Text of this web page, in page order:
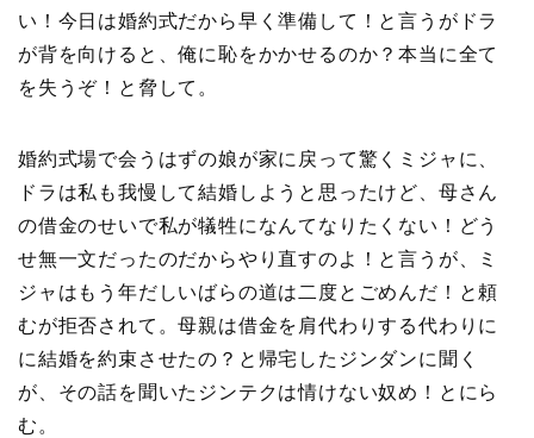
い！今日は婚約式だから早く準備して！と言うがドラ
が背を向けると、俺に恥をかかせるのか？本当に全て
を失うぞ！と脅して。
婚約式場で会うはずの娘が家に戻って驚くミジャに、
ドラは私も我慢して結婚しようと思ったけど、母さん
の借金のせいで私が犠牲になんてなりたくない！どう
せ無一文だったのだからやり直すのよ！と言うが、ミ
ジャはもう年だしいばらの道は二度とごめんだ！と頼
むが拒否されて。母親は借金を肩代わりする代わりに
に結婚を約束させたの？と帰宅したジンダンに聞く
が、その話を聞いたジンテクは情けない奴め！とにら
む。